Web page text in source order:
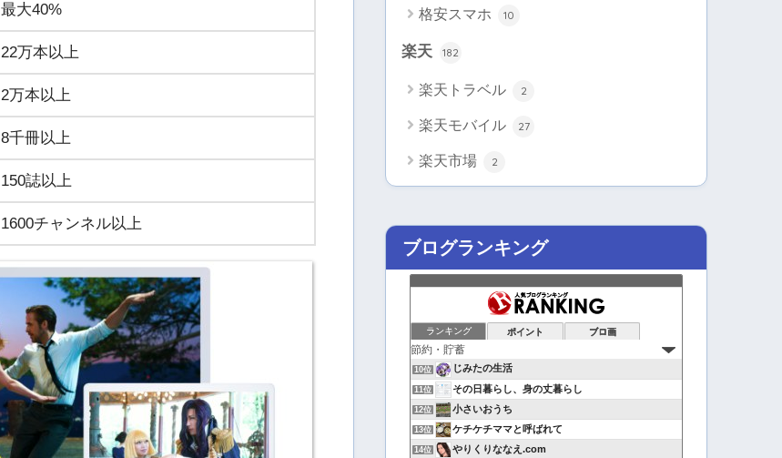
最大40%
22万本以上
2万本以上
8千冊以上
150誌以上
1600チャンネル以上
格安スマホ 10
楽天 182
楽天トラベル 2
楽天モバイル 27
楽天市場 2
ブログランキング
ランキング ポイント ブロ画
10位 じみたの生活
11位 その日暮らし、身の丈暮らし
12位 小さいおうち
13位 ケチケチママと呼ばれて
14位 やりくりななえ.com